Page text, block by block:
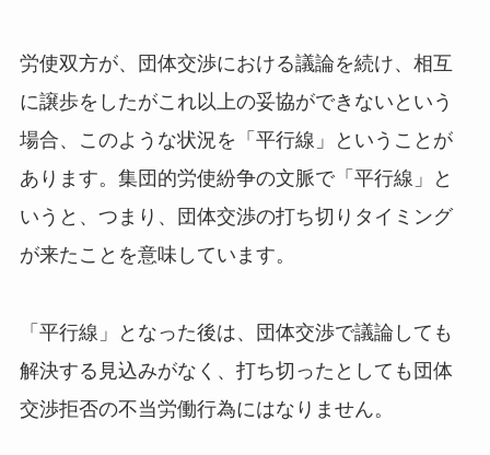
労使双方が、
団体交渉における議論を続け、相互
に譲歩をしたがこれ以上の妥協ができないという
場合、このような状況を「平行線」ということが
あります。 集団的労使紛争の文脈で「平行線」と
いうと、つまり、団体交渉の打ち切りタイミング
が来たことを意味しています。
「平行線」となった後は、団体交渉で議論しても
解決する見込みがなく、打ち切ったとしても団体
交渉拒否の不当労働行為にはなりません。